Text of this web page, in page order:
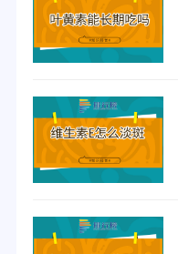
所属公司
品牌源地
创立时间